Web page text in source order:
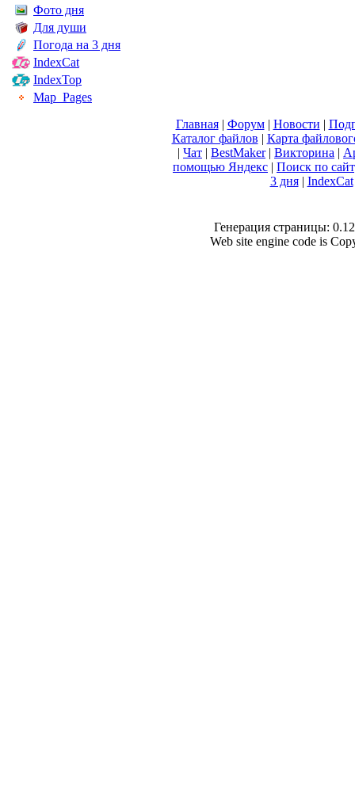
Фото дня
Для души
Погода на 3 дня
IndexCat
IndexTop
Map_Pages
Главная| Форум| Новости |
Каталог файлов | Карта
| Чат | BestMaker| Викторина |
помощью Яндекс | Поиск по
3 дня| IndexCat
Генерация страницы:
Web site engine code is